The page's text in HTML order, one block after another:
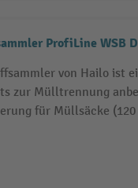
ProfiLine WSB
von Hailo ist
zur Mülltrennung
für Müllsäcke